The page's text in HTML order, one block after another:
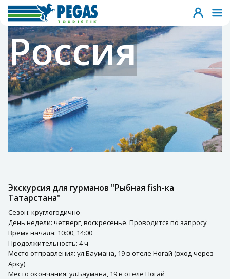
Россия
Экскурсия для гурманов "Рыбная fish-ка
Татарстана"
Сезон: круглогодично
День недели: четверг, воскресенье. Проводится по запросу
Время начала: 10:00, 14:00
Продолжительность: 4 ч
Место отправления: ул.Баумана, 19 в отеле Ногай (вход через
Арку)
Место окончания: ул.Баумана, 19 в отеле Ногай